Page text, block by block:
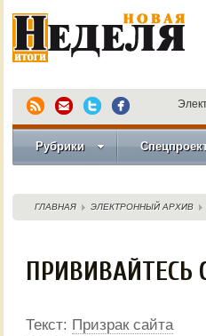
Рубрики
ГЛАВНАЯ ЭЛЕКТРОННЫЙ АРХИВ
ПРИВИВАЙТЕСЬ
Текст: Призрак сайта